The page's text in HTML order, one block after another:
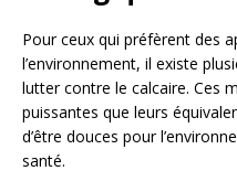
Pour ceux qui préfèrent des
l’environnement, il existe
lutter contre le calcaire. Ces
puissantes que leurs
d’être douces pour
santé.